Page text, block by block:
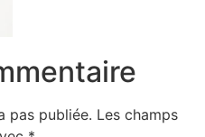
pas publiée. Les champs